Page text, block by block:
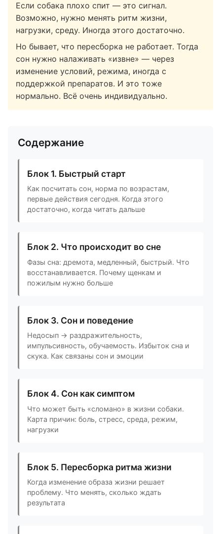
Если собака плохо спит — это сигнал.
Возможно, нужно менять ритм жизни,
нагрузки, среду. Иногда этого достаточно.
Но бывает, что пересборка не работает. Тогда
сон нужно налаживать «извне» — через
изменение условий, режима, иногда с
поддержкой препаратов. И это тоже
нормально. Всё очень индивидуально.
Содержание
Блок 1. Быстрый старт
Как посчитать сон, норма по возрастам,
первые действия сегодня. Когда этого
достаточно, когда читать дальше
Блок 2. Что происходит во сне
Фазы сна: дремота, медленный, быстрый. Что
восстанавливается. Почему щенкам и
пожилым нужно больше
Блок 3. Сон и поведение
Недосып → раздражительность,
импульсивность, обучаемость. Избыток сна и
скука. Как связаны сон и эмоции
Блок 4. Сон как симптом
Что может быть «сломано» в жизни собаки.
Карта причин: боль, стресс, среда, режим,
нагрузки
Блок 5. Пересборка ритма жизни
Когда изменение образа жизни решает
проблему. Что менять, сколько ждать
результата